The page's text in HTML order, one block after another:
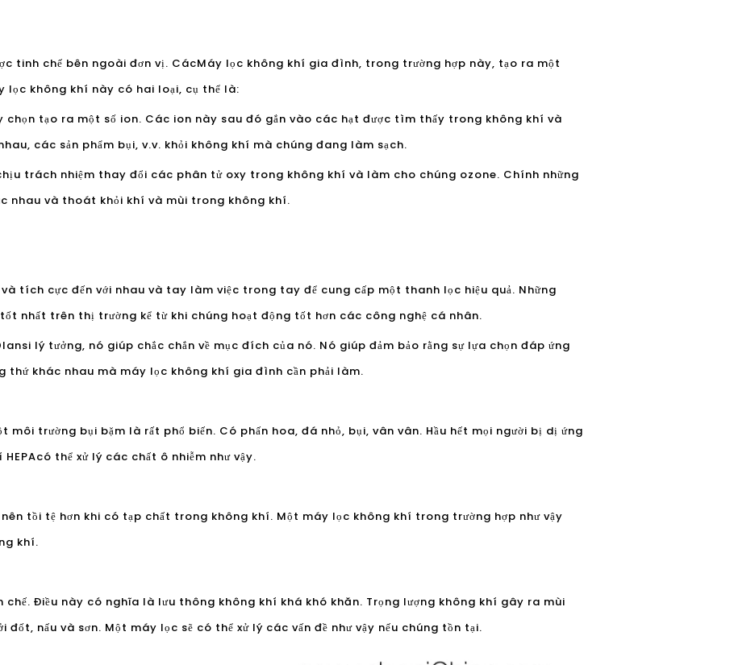
tinh chế bên ngoài đơn vị. CácMáy lọc không khí gia đình, trong trường hợp này, tạo ra một
lọc không khí này có hai loại, cụ thể là:
chọn tạo ra một số ion. Các ion này sau đó gắn vào các hạt được tìm thấy trong không khí và
các sản phẩm bụi, v.v. khỏi không khí mà chúng đang làm sạch.
trách nhiệm thay đổi các phân tử oxy trong không khí và làm cho chúng ozone. Chính những
nhau và thoát khỏi khí và mùi trong không khí.
tích cực đến với nhau và tay làm việc trong tay để cung cấp một thanh lọc hiệu quả. Những
nhất trên thị trường kể từ khi chúng hoạt động tốt hơn các công nghệ cá nhân.
lý tưởng, nó giúp chắc chắn về mục đích của nó. Nó giúp đảm bảo rằng sự lựa chọn đáp ứng
thứ khác nhau mà máy lọc không khí gia đình cần phải làm.
trường bụi bặm là rất phổ biến. Có phấn hoa, đá nhỏ, bụi, vân vân. Hầu hết mọi người bị dị ứng
có thể xử lý các chất ô nhiễm như vậy.
tồi tệ hơn khi có tạp chất trong không khí. Một máy lọc không khí trong trường hợp như vậy
khí.
chế. Điều này có nghĩa là lưu thông không khí khá khó khăn. Trọng lượng không khí gây ra mùi
nấu và sơn. Một máy lọc sẽ có thể xử lý các vấn đề như vậy nếu chúng tồn tại.